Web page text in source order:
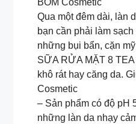
BOM Cosmetic
Qua một đêm dài, làn
bạn cần phải làm
những bụi bẩn, cặn
SỮA RỬA MẶT 8
khô rát hay căng da.
Cosmetic
– Sản phẩm có độ pH
những làn da nhạy